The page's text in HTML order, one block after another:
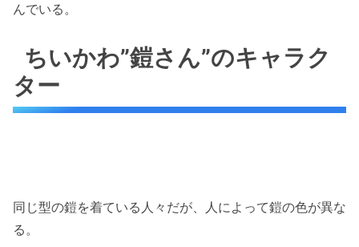
んでいる。
ちいかわ”鎧さん”のキャラク
ター
同じ型の鎧を着ている人々だが、人によって鎧の色が異な
る。